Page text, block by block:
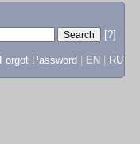
[?]
Forgot Password EN RU